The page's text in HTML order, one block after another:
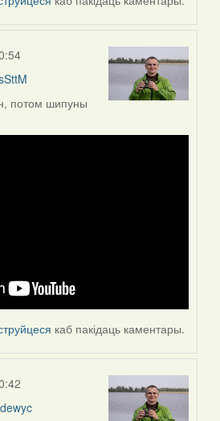
потом шипуны
каб пакідаць каментары.